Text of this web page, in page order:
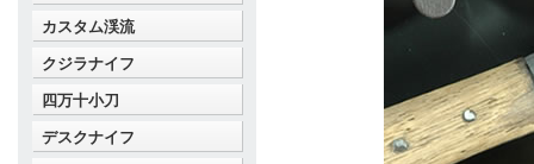
カスタム渓流
クジラナイフ
四万十小刀
デスクナイフ